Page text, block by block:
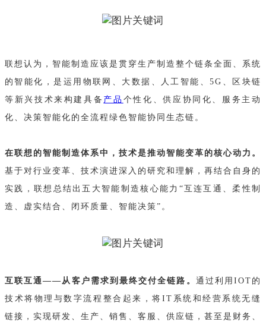
联想认为，智能制造应该是贯穿生产制造整个链条全面、系统
的智能化，是运用物联网、大数据、人工智能、5G、区块链
等新兴技术来构建具备 产品 个性化、供应协同化、服务主动
化、决策智能化的全流程绿色智能协同生态链。
在联想的智能制造体系中，技术是推动智能变革的核心动力。
基于对行业变革、技术演进深入的研究和理解，再结合自身的
实践，联想总结出五大智能制造核心能力“互连互通、柔性制
造、虚实结合、闭环质量、智能决策”。
互联互通——从客户需求到最终交付全链路。 通过利用IOT的
技术将物理与数字流程整合起来，将IT系统和经营系统无缝
链接，实现研发、生产、销售、客服、供应链，甚至是财务、